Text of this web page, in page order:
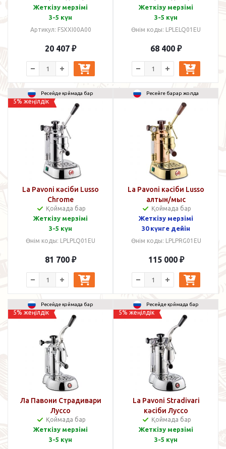
Жеткізу мерзімі
3-5 күн
Артикул: FSХХI00A00
20 407 ₽
Жеткізу мерзімі
3-5 күн
Өнім коды: LPLELQ01EU
68 400 ₽
Ресейде қоймада бар
5% жеңілдік
La Pavoni кәсіби Lusso
Chrome
Қоймада бар
Жеткізу мерзімі
3-5 күн
Өнім коды: LPLPLQ01EU
81 700 ₽
Ресейге барар жолда
La Pavoni кәсіби Lusso
алтын/мыс
Қоймада бар
Жеткізу мерзімі
30 күнге дейін
Өнім коды: LPLPRG01EU
115 000 ₽
Ресейде қоймада бар
5% жеңілдік
Ла Павони Страдивари
Луссо
Қоймада бар
Жеткізу мерзімі
3-5 күн
Ресейде қоймада бар
5% жеңілдік
La Pavoni Stradivari
кәсіби Луссо
Қоймада бар
Жеткізу мерзімі
3-5 күн